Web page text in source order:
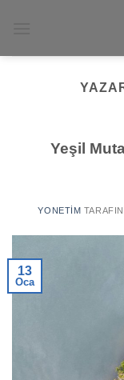
Yeşil
YONETIM
13
Oca